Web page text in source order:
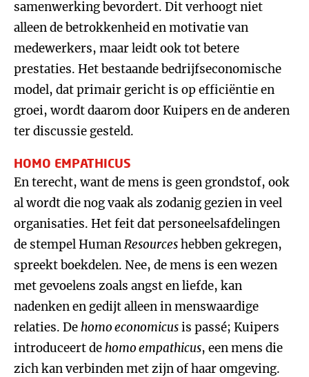
samenwerking bevordert. Dit verhoogt niet
alleen de betrokkenheid en motivatie van
medewerkers, maar leidt ook tot betere
prestaties. Het bestaande bedrijfseconomische
model, dat primair gericht is op efficiëntie en
groei, wordt daarom door Kuipers en de anderen
ter discussie gesteld.
HOMO EMPATHICUS
En terecht, want de mens is geen grondstof, ook
al wordt die nog vaak als zodanig gezien in veel
organisaties. Het feit dat personeelsafdelingen
de stempel HumanResourceshebben gekregen,
spreekt boekdelen. Nee, de mens is een wezen
met gevoelens zoals angst en liefde, kan
nadenken en gedijt alleen in menswaardige
relaties. Dehomo economicusis passé; Kuipers
introduceert dehomo empathicus, een mens die
zich kan verbinden met zijn of haar omgeving.